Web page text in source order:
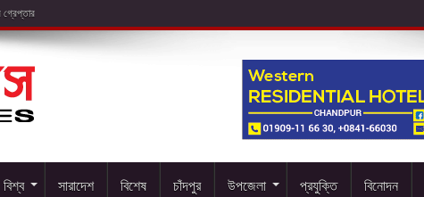
বিশ্ব সারাদেশ বিশেষ চাঁদপুর উপজেলা প্রযুক্তি বিনোদন